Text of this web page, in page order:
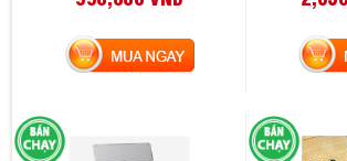
MUA NGAY